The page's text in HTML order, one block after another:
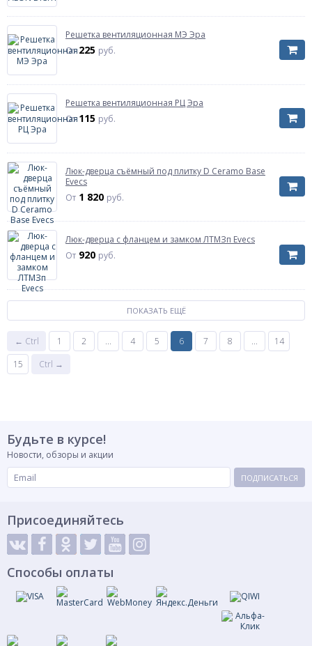
Решетка вентиляционная МЭ Эра
От225 руб.
Решетка вентиляционная РЦ Эра
От115 руб.
Люк-дверца съёмный под плитку D Ceramo Base
Evecs
От 1 820 руб.
Люк-дверца с фланцем и замком ЛТМЗп Evecs
От 920 руб.
ПОКАЗАТЬ ЕЩЁ
← Ctrl 1 2 ... 4 5 6 7 8 ...
14
15
Ctrl →
Будьте в курсе!
Новости, обзоры и акции
ПОДПИСАТЬСЯ
Присоединяйтесь
Способы оплаты